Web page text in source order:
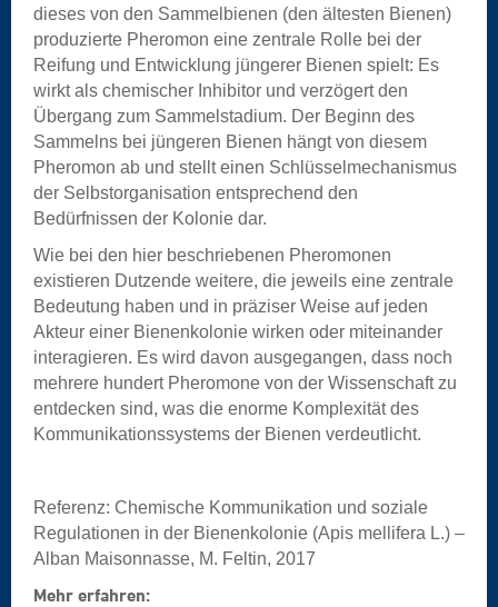
dieses von den Sammelbienen (den ältesten Bienen)
produzierte Pheromon eine zentrale Rolle bei der
Reifung und Entwicklung jüngerer Bienen spielt: Es
wirkt als chemischer Inhibitor und verzögert den
Übergang zum Sammelstadium. Der Beginn des
Sammelns bei jüngeren Bienen hängt von diesem
Pheromon ab und stellt einen Schlüsselmechanismus
der Selbstorganisation entsprechend den
Bedürfnissen der Kolonie dar.
Wie bei den hier beschriebenen Pheromonen
existieren Dutzende weitere, die jeweils eine zentrale
Bedeutung haben und in präziser Weise auf jeden
Akteur einer Bienenkolonie wirken oder miteinander
interagieren. Es wird davon ausgegangen, dass noch
mehrere hundert Pheromone von der Wissenschaft zu
entdecken sind, was die enorme Komplexität des
Kommunikationssystems der Bienen verdeutlicht.
Referenz: Chemische Kommunikation und soziale
Regulationen in der Bienenkolonie (Apis mellifera L.) –
Alban Maisonnasse, M. Feltin, 2017
Mehr erfahren: